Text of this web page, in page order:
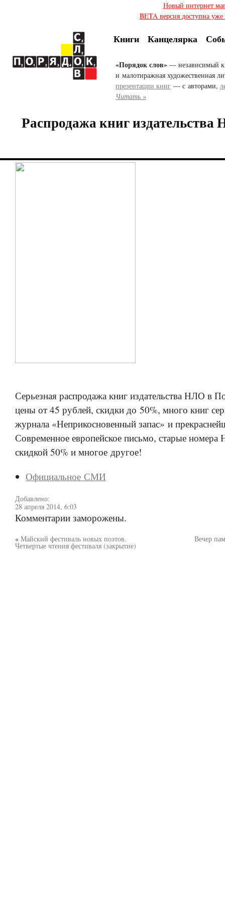
Новый интернет
BETA версия доступна
Книги Канцелярка
«Порядок слов» — независимый
и малотиражная художественная
презентации книг — с авторами,
Читать »
Распродажа книг
Серьезная распродажа книг издательства НЛО в
цены от 45 рублей, скидки до 50%, много книг
журнала «Неприкосновенный запас» и
Современное европейское письмо, старые
скидкой 50% и многое другое!
Официальное СМИ
Добавлено:
28 апреля 2014, 6:03
Комментарии заморожены.
« Майский фестиваль новых поэтов.
Четвертые чтения фестиваля (закрытие)
Вечер